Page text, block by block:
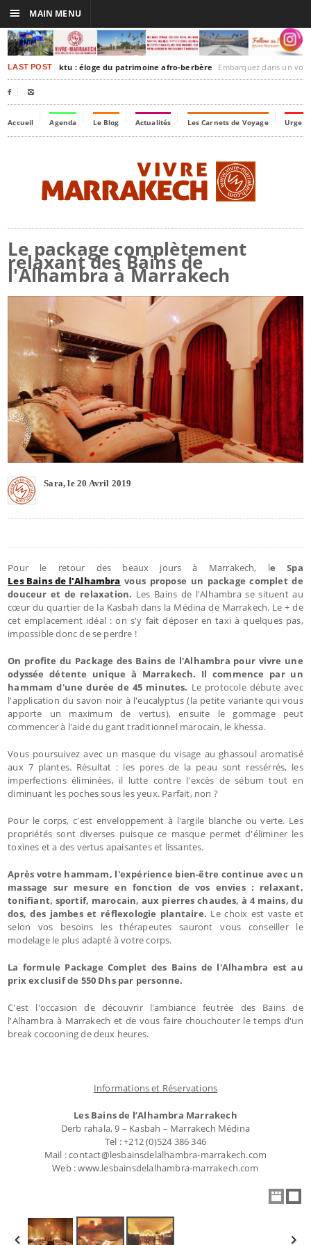
LAST POSTTimbuktu : éloge du patrimoine afro-berbère Embarquez dans un voyage culturel dans le
 
Accueil Agenda Le Blog Actualités Les Carnets de Voyage
Le package complètement
relaxant des Bains de
l'Alhambra à Marrakech
Sara, le 20 Avril 2019
Pour le retour des beaux jours à Marrakech, le Spa
Les Bains de l'Alhambra vous propose un package complet de
douceur et de relaxation. Les Bains de l'Alhambra se situent au
cœur du quartier de la Kasbah dans la Médina de Marrakech. Le + de
cet emplacement idéal : on s'y fait déposer en taxi à quelques pas,
impossible donc de se perdre !
On profite du Package des Bains de l'Alhambra pour vivre une
odyssée détente unique à Marrakech. Il commence par un
hammam d'une durée de 45 minutes. Le protocole débute avec
l'application du savon noir à l'eucalyptus (la petite variante qui vous
apporte un maximum de vertus), ensuite le gommage peut
commencer à l'aide du gant traditionnel marocain, le khessa.
Vous poursuivez avec un masque du visage au ghassoul aromatisé
aux 7 plantes. Résultat : les pores de la peau sont ressérrés, les
imperfections éliminées, il lutte contre l'excès de sébum tout en
diminuant les poches sous les yeux. Parfait, non ?
Pour le corps, c'est enveloppement à l'argile blanche ou verte. Les
propriétés sont diverses puisque ce masque permet d'éliminer les
toxines et a des vertus apaisantes et lissantes.
Après votre hammam, l'expérience bien-être continue avec un
massage sur mesure en fonction de vos envies : relaxant,
tonifiant, sportif, marocain, aux pierres chaudes, à 4 mains, du
dos, des jambes et réflexologie plantaire. Le choix est vaste et
selon vos besoins les thérapeutes sauront vous conseiller le
modelage le plus adapté à votre corps.
La formule Package Complet des Bains de l'Alhambra est au
prix exclusif de 550 Dhs par personne.
C'est l'occasion de découvrir l'ambiance feutrée des Bains de
l'Alhambra à Marrakech et de vous faire chouchouter le temps d'un
break cocooning de deux heures.
Informations et Réservations
Les Bains de l’Alhambra Marrakech
Derb rahala, 9 – Kasbah – Marrakech Médina
Tel : +212 (0)524 386 346
Mail : contact@lesbainsdelalhambra-marrakech.com
Web : www.lesbainsdelalhambra-marrakech.com
☰ MAIN MENU